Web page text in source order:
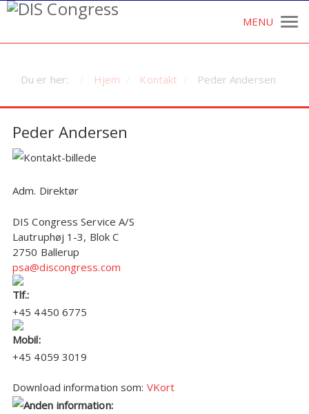
Du er her: Hjem Kontakt Peder Andersen
Peder Andersen
Adm. Direktør
DIS Congress Service A/S
Lautruphøj 1-3, Blok C
2750 Ballerup
psa@discongress.com
+45 4450 6775
+45 4059 3019
Download information som: VKort